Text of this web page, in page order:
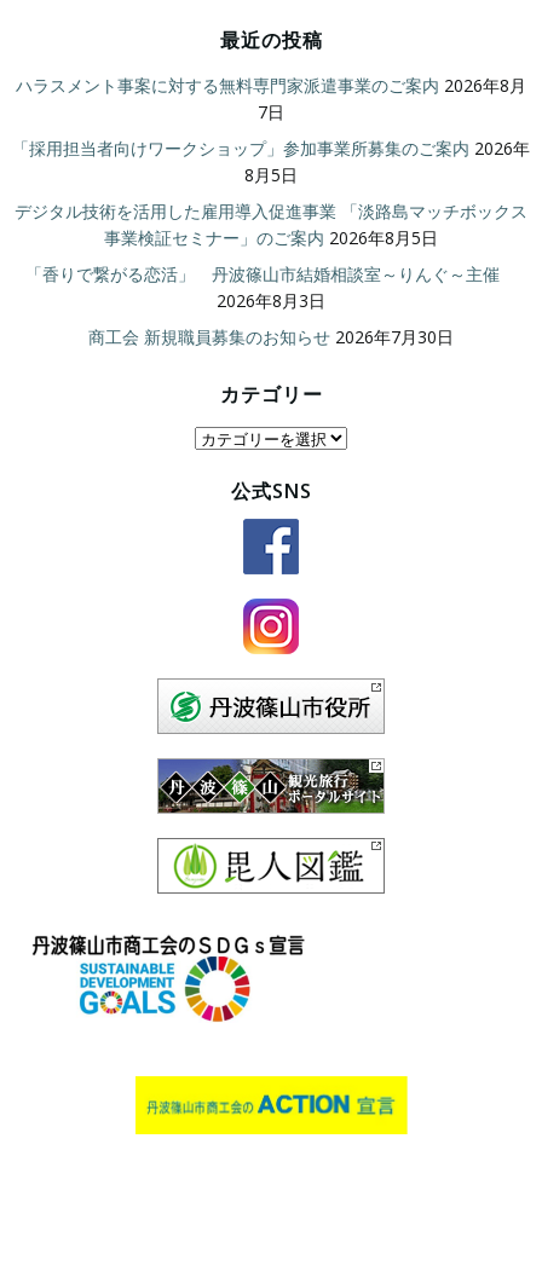
最近の投稿
ハラスメント事案に対する無料専門家派遣事業のご案内 2026年8月
7日
「採用担当者向けワークショップ」参加事業所募集のご案内 2026年
8月5日
デジタル技術を活用した雇用導入促進事業 「淡路島マッチボックス
事業検証セミナー」のご案内 2026年8月5日
「香りで繋がる恋活」 丹波篠山市結婚相談室～りんぐ～主催
2026年8月3日
商工会 新規職員募集のお知らせ 2026年7月30日
カテゴリー
カ
公式SNS